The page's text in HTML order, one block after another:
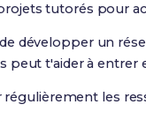
tutorés pour
développer un
peut t'aider à entrer
les